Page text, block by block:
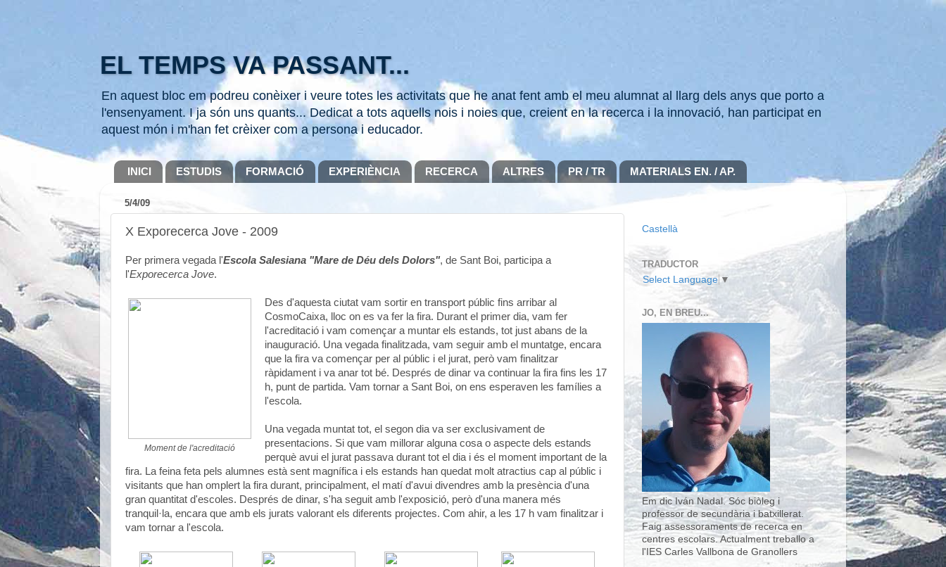
EL TEMPS VA PASSANT...
En aquest bloc em podreu conèixer i veure totes les activitats que he anat fent amb el meu alumnat al llarg dels anys que porto a
l'ensenyament. I ja són uns quants... Dedicat a tots aquells nois i noies que, creient en la recerca i la innovació, han participat en
aquest món i m'han fet crèixer com a persona i educador.
INICI ESTUDIS FORMACIÓ EXPERIÈNCIA RECERCA ALTRES PR / TR MATERIALS EN. / AP.
5/4/09
X Exporecerca Jove - 2009
Per primera vegada l'Escola Salesiana "Mare de Déu dels Dolors", de Sant Boi, participa a
l'Exporecerca Jove.
Moment de l'acreditació
Des d'aquesta ciutat vam sortir en transport públic fins arribar al
CosmoCaixa, lloc on es va fer la fira. Durant el primer dia, vam fer
l'acreditació i vam començar a muntar els estands, tot just abans de la
inauguració. Una vegada finalitzada, vam seguir amb el muntatge, encara
que la fira va començar per al públic i el jurat, però vam finalitzar
ràpidament i va anar tot bé. Després de dinar va continuar la fira fins les 17
h, punt de partida. Vam tornar a Sant Boi, on ens esperaven les famílies a
l'escola.
Una vegada muntat tot, el segon dia va ser exclusivament de
presentacions. Si que vam millorar alguna cosa o aspecte dels estands
perquè avui el jurat passava durant tot el dia i és el moment important de la
fira. La feina feta pels alumnes està sent magnífica i els estands han quedat molt atractius cap al públic i
visitants que han omplert la fira durant, principalment, el matí d'avui divendres amb la presència d'una
gran quantitat d'escoles. Després de dinar, s'ha seguit amb l'exposició, però d'una manera més
tranquil·la, encara que amb els jurats valorant els diferents projectes. Com ahir, a les 17 h vam finalitzar i
vam tornar a l'escola.
Castellà
TRADUCTOR
Select Language ▼
JO, EN BREU...
Em dic Iván Nadal. Sóc biòleg i
professor de secundària i batxillerat.
Faig assessoraments de recerca en
centres escolars. Actualment treballo a
l'IES Carles Vallbona de Granollers